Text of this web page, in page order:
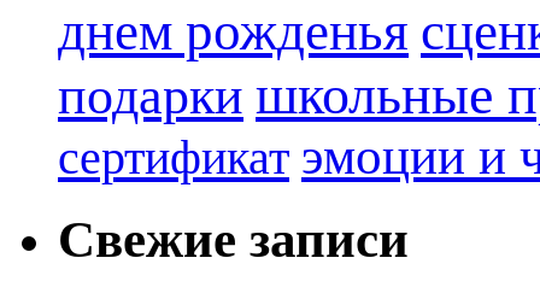
днем рожденья
подарки школьные
сертификат эмоции и
Свежие записи